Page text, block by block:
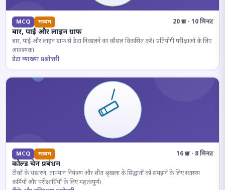
MCQ मध्यम 20 प्रश्न · 10 मिनट
बार, पाई और लाइन ग्राफ
बार, पाई और लाइन ग्राफ से डेटा निकालने का कौशल विकसित करें। प्रतियोगी परीक्षाओं के लिए
आवश्यक।
डेटा व्याख्या प्रश्नोत्तरी
MCQ मध्यम 16 प्रश्न · 8 मिनट
कोल्ड चेन प्रबंधन
टीकों के भंडारण, तापमान नियंत्रण और शीत श्रृंखला के सिद्धांतों को समझने के लिए स्वास्थ्य
कर्मियों और परीक्षार्थियों के लिए महत्वपूर्ण।